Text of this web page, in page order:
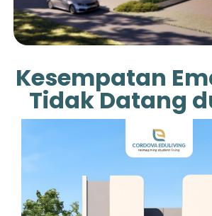
Kesempatan
Tidak Datang